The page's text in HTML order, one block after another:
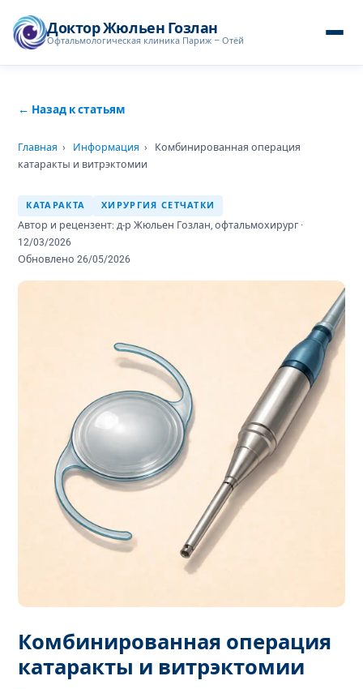
Доктор Жюльен Гозлан
Офтальмологическая клиника Париж – Отёй
← Назад к статьям
Главная › Информация ›
Комбинированная операция
катаракты и витрэктомии
КАТАРАКТА ХИРУРГИЯ СЕТЧАТКИ
Автор и рецензент: д-р Жюльен Гозлан, офтальмохирург ·
12/03/2026
Обновлено 26/05/2026
Комбинированная операция
катаракты и витрэктомии